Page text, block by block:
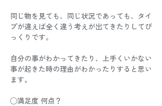
同じ物を見ても、同じ状況であっても、タイ
プが違えば全く違う考えが出てきたりしてび
っくりです。
自分の事がわかってきたり、上手くいかない
事が起きた時の理由がわかったりすると思い
ます。
◯満足度 何点？